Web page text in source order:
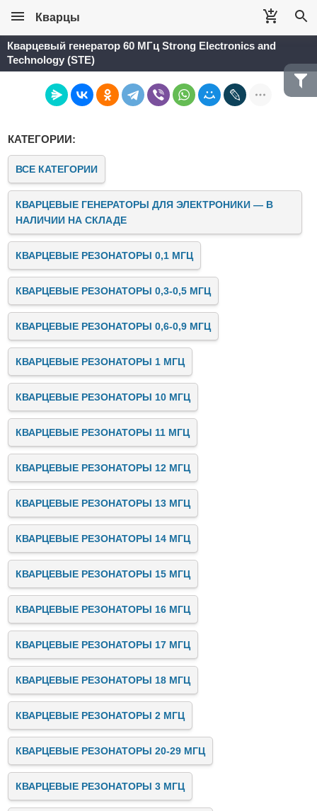
Кварцы
Кварцевый генератор 60 МГц Strong Electronics and
Technology (STE)
КАТЕГОРИИ:
ВСЕ КАТЕГОРИИ
КВАРЦЕВЫЕ ГЕНЕРАТОРЫ ДЛЯ ЭЛЕКТРОНИКИ — В
НАЛИЧИИ НА СКЛАДЕ
КВАРЦЕВЫЕ РЕЗОНАТОРЫ 0,1 МГЦ
КВАРЦЕВЫЕ РЕЗОНАТОРЫ 0,3-0,5 МГЦ
КВАРЦЕВЫЕ РЕЗОНАТОРЫ 0,6-0,9 МГЦ
КВАРЦЕВЫЕ РЕЗОНАТОРЫ 1 МГЦ
КВАРЦЕВЫЕ РЕЗОНАТОРЫ 10 МГЦ
КВАРЦЕВЫЕ РЕЗОНАТОРЫ 11 МГЦ
КВАРЦЕВЫЕ РЕЗОНАТОРЫ 12 МГЦ
КВАРЦЕВЫЕ РЕЗОНАТОРЫ 13 МГЦ
КВАРЦЕВЫЕ РЕЗОНАТОРЫ 14 МГЦ
КВАРЦЕВЫЕ РЕЗОНАТОРЫ 15 МГЦ
КВАРЦЕВЫЕ РЕЗОНАТОРЫ 16 МГЦ
КВАРЦЕВЫЕ РЕЗОНАТОРЫ 17 МГЦ
КВАРЦЕВЫЕ РЕЗОНАТОРЫ 18 МГЦ
КВАРЦЕВЫЕ РЕЗОНАТОРЫ 2 МГЦ
КВАРЦЕВЫЕ РЕЗОНАТОРЫ 20-29 МГЦ
КВАРЦЕВЫЕ РЕЗОНАТОРЫ 3 МГЦ